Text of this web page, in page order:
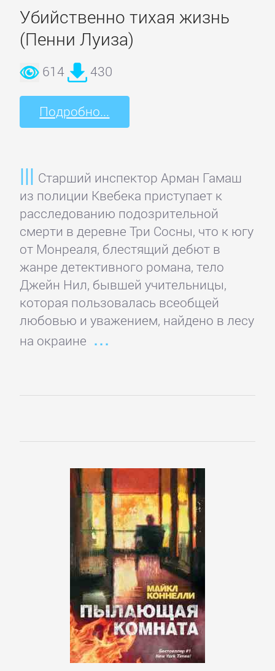
Убийственно тихая жизнь
(Пенни Луиза)
614 430
Подробно...
Старший инспектор Арман Гамаш
из полиции Квебека приступает к
расследованию подозрительной
смерти в деревне Три Сосны, что к югу
от Монреаля, блестящий дебют в
жанре детективного романа, тело
Джейн Нил, бывшей учительницы,
которая пользовалась всеобщей
любовью и уважением, найдено в лесу
на окраине
Спорт,
фитнес
Хобби,
Ремесла
ЗАРУБЕЖНОЕ
Зарубежная
драматургия
Зарубежная
классика
Зарубежная
прикладная
популярная
литература
Зарубежная
публицистика
Зарубежная
фантастика